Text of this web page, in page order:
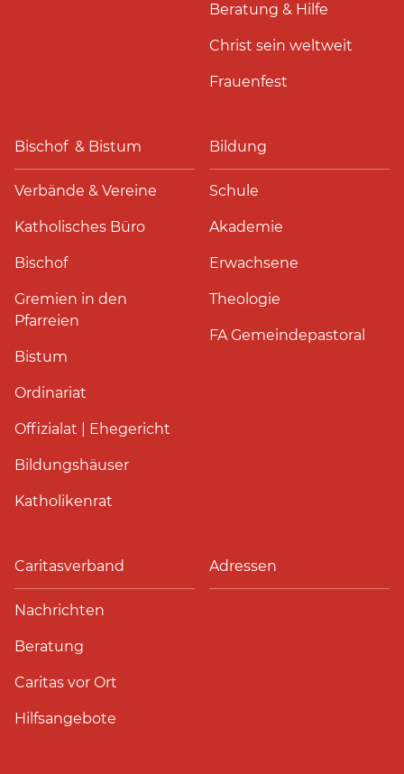
Beratung & Hilfe
Christ sein weltweit
Frauenfest
Bischof & Bistum
Verbände & Vereine
Katholisches Büro
Bischof
Gremien in den
Pfarreien
Bistum
Ordinariat
Offizialat | Ehegericht
Bildungshäuser
Katholikenrat
Bildung
Schule
Akademie
Erwachsene
Theologie
FA Gemeindepastoral
Caritasverband
Nachrichten
Beratung
Caritas vor Ort
Hilfsangebote
Adressen